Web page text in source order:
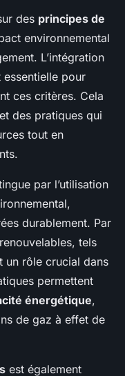
des principes de
environnemental
L’intégration
essentielle pour
ces critères. Cela
des pratiques qui
tout en
par l’utilisation
durablement. Par
tels
un rôle crucial dans
permettent
énergétique,
de gaz à effet de
est également